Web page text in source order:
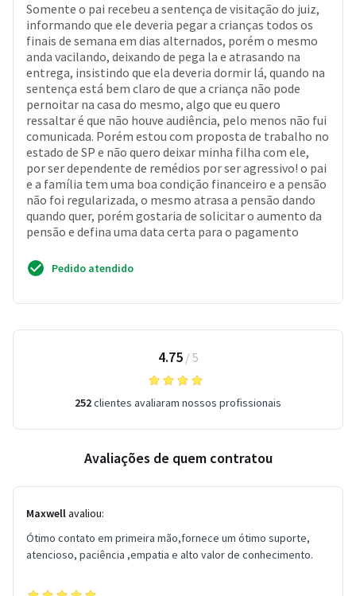
Somente o pai recebeu a sentença de visitação do juiz,
informando que ele deveria pegar a crianças todos os
finais de semana em dias alternados, porém o mesmo
anda vacilando, deixando de pega la e atrasando na
entrega, insistindo que ela deveria dormir lá, quando na
sentença está bem claro de que a criança não pode
pernoitar na casa do mesmo, algo que eu quero
ressaltar é que não houve audiência, pelo menos não fui
comunicada. Porém estou com proposta de trabalho no
estado de SP e não quero deixar minha filha com ele,
por ser dependente de remédios por ser agressivo! o pai
e a família tem uma boa condição financeiro e a pensão
não foi regularizada, o mesmo atrasa a pensão dando
quando quer, porém gostaria de solicitar o aumento da
pensão e defina uma data certa para o pagamento
Pedido atendido
4.75/ 5
252clientes avaliaram nossos profissionais
Avaliações de quem contratou
Maxwellavaliou:
Ótimo contato em primeira mão,fornece um ótimo suporte,
atencioso, paciência ,empatia e alto valor de conhecimento.